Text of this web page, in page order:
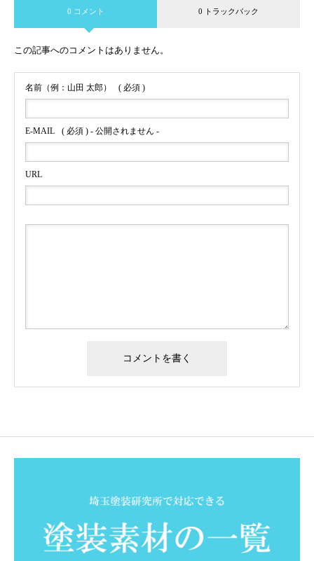
0 コメント 0 トラックバック
この記事へのコメントはありません。
名前（例：山田 太郎） ( 必須 )
E-MAIL ( 必須 ) - 公開されません -
URL